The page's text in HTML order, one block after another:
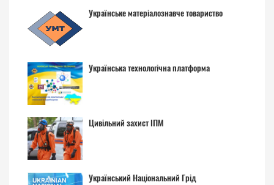
Українське матеріалознавче товариство
Українська технологічна платформа
Цивільний захист ІПМ
Український Національний Грід